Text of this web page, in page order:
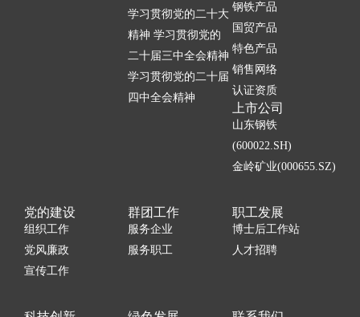
学习贯彻党的二十大
精神 学习贯彻党的
二十届三中全会精神
学习贯彻党的二十届
四中全会精神
钢铁产品
国贸产品
特色产品
销售网络
认证资质
上市公司
山东钢铁
(600022.SH)
金岭矿业(000655.SZ)
党的建设
组织工作
党风廉政
宣传工作
群团工作
服务企业
服务职工
职工发展
博士后工作站
人才招聘